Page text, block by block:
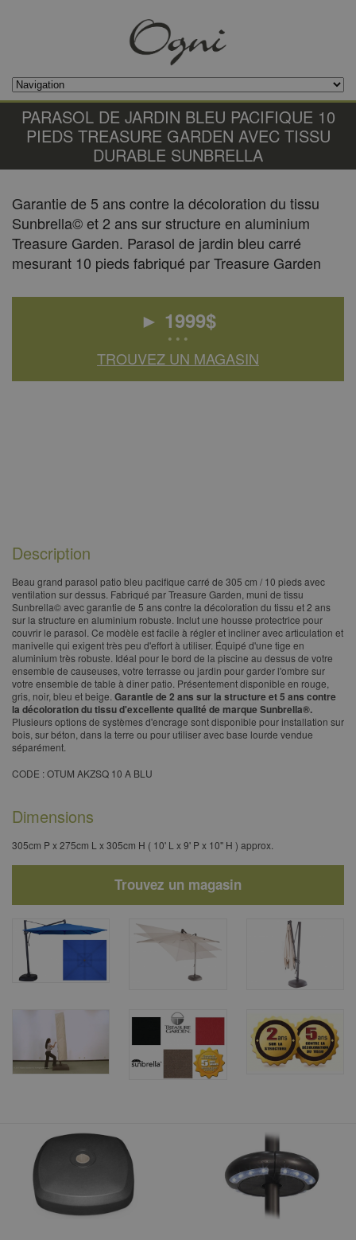
PARASOL DE JARDIN BLEU PACIFIQUE 10
PIEDS TREASURE GARDEN AVEC TISSU
DURABLE SUNBRELLA
Garantie de 5 ans contre la décoloration du tissu
Sunbrella© et 2 ans sur structure en aluminium
Treasure Garden. Parasol de jardin bleu carré
mesurant 10 pieds fabriqué par Treasure Garden
► 1999$
• • •
TROUVEZ UN MAGASIN
Description
​Beau grand parasol patio bleu pacifique carré de 305 cm / 10 pieds avec
ventilation sur dessus. Fabriqué par Treasure Garden, muni de tissu
Sunbrella© avec garantie de 5 ans contre la décoloration du tissu et 2 ans
sur la structure en aluminium robuste. Inclut une housse protectrice pour
couvrir le parasol. Ce modèle est facile à régler et incliner avec articulation et
manivelle qui exigent très peu d'effort à utiliser. Équipé d'une tige en
aluminium très robuste. Idéal pour le bord de la piscine au dessus de votre
ensemble de causeuses, votre terrasse ou jardin pour garder l'ombre sur
votre ensemble de table à dîner patio. Présentement disponible en rouge,
gris, noir, bleu et beige. Garantie de 2 ans sur la structure et 5 ans contre
la décoloration du tissu d'excellente qualité de marque Sunbrella®.
Plusieurs options de systèmes d'encrage sont disponible pour installation sur
bois, sur béton, dans la terre ou pour utiliser avec base lourde vendue
séparément.
​CODE : OTUM AKZSQ 10 A BLU
Dimensions
305cm P x 275cm L x 305cm H ( 10' L x 9' P x 10" H ) approx.
Trouvez un magasin